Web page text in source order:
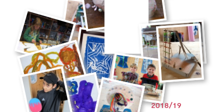
2018/19